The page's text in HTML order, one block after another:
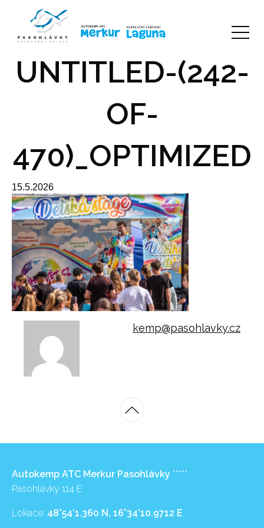
UNTITLED-(242-
OF-
470)_OPTIMIZED
15.5.2026
kemp@pasohlavky.cz
Autokemp ATC Merkur Pasohlávky *****
Pasohlávky 114 E
Lokace: 48°54’1.360 N, 16°34’10.9712 E